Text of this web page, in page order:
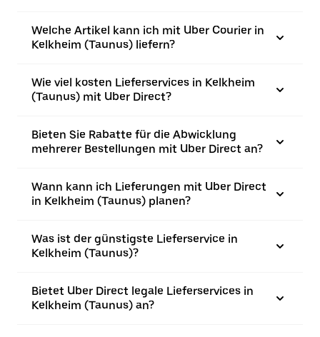
Welche Artikel kann ich mit Uber Courier in
Kelkheim (Taunus) liefern?
Wie viel kosten Lieferservices in Kelkheim
(Taunus) mit Uber Direct?
Bieten Sie Rabatte für die Abwicklung
mehrerer Bestellungen mit Uber Direct an?
Wann kann ich Lieferungen mit Uber Direct
in Kelkheim (Taunus) planen?
Was ist der günstigste Lieferservice in
Kelkheim (Taunus)?
Bietet Uber Direct legale Lieferservices in
Kelkheim (Taunus) an?